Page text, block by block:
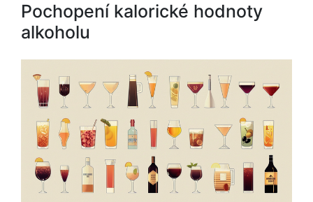
Pochopení kalorické hodnoty
alkoholu